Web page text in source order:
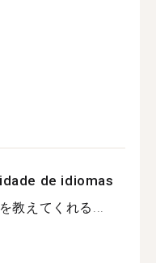
de idiomas
教えてくれる...